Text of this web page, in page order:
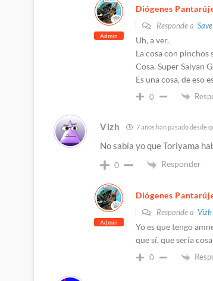
Admin
Diógenes
Responde a Save
Uh, a ver.
La cosa con pinchos
Cosa. Super Saiyan
Es una cosa, de eso
0
Vizh 7 años han pasado desde
No sabía yo que Toriyama
0 Responder
Admin
Diógenes
Responde a Vizh
Yo es que tengo
que sí, que sería
0